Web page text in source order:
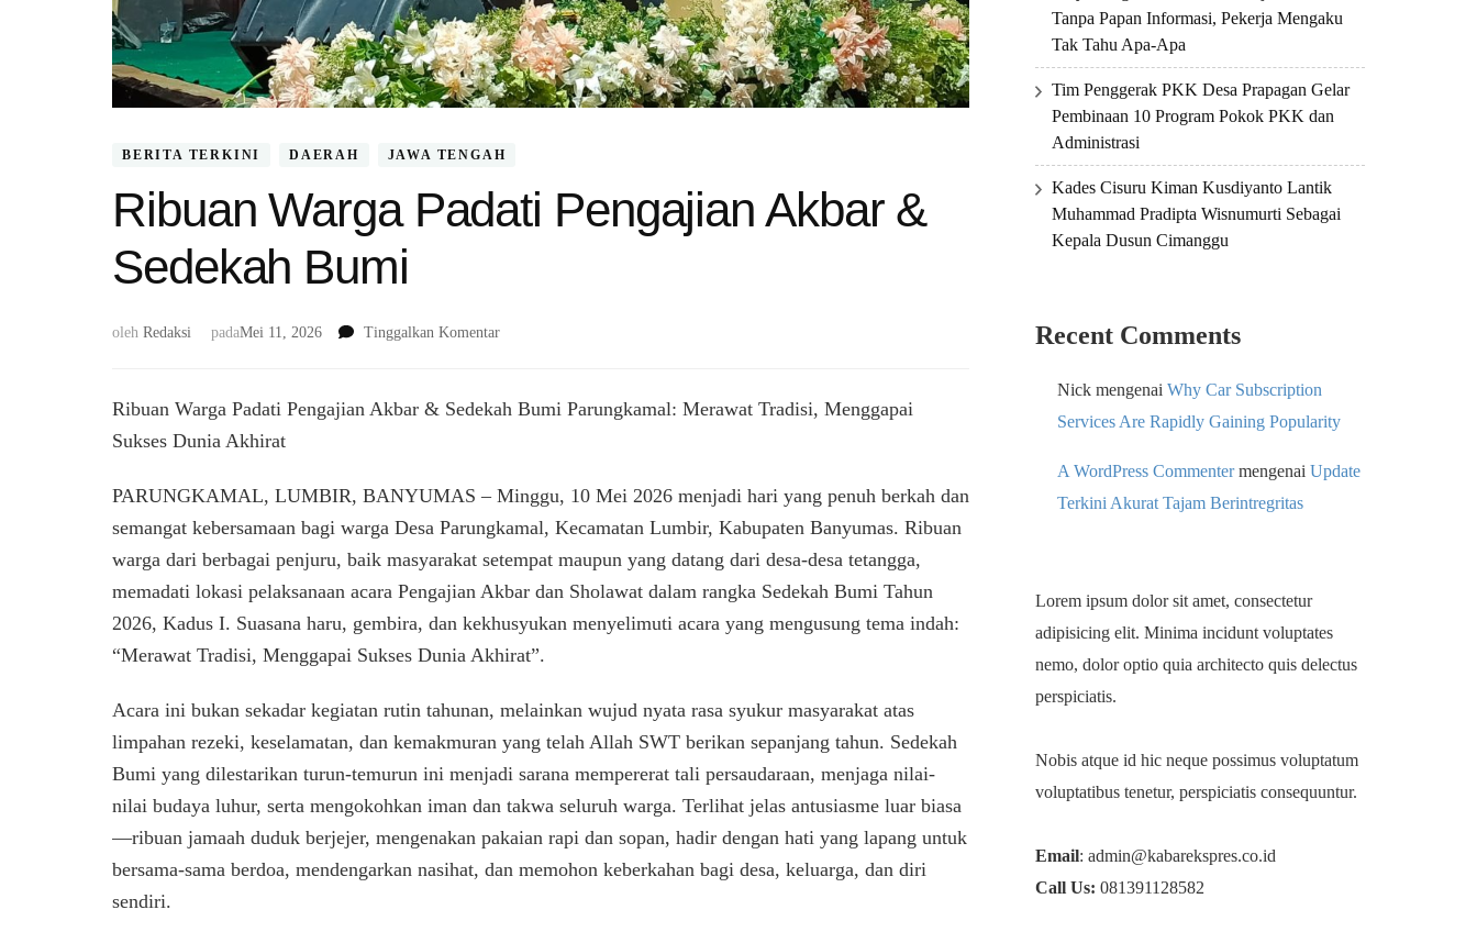
BERITA TERKINI DAERAH JAWA TENGAH
Ribuan Warga Padati Pengajian Akbar &
Sedekah Bumi
oleh Redaksi padaMei 11, 2026 Tinggalkan Komentarpada
Padati
Sedekah
Ribuan Warga Padati Pengajian Akbar & Sedekah Bumi Parungkamal: Merawat Tradisi, Menggapai
Sukses Dunia Akhirat
PARUNGKAMAL, LUMBIR, BANYUMAS – Minggu, 10 Mei 2026 menjadi hari yang penuh berkah dan
semangat kebersamaan bagi warga Desa Parungkamal, Kecamatan Lumbir, Kabupaten Banyumas. Ribuan
warga dari berbagai penjuru, baik masyarakat setempat maupun yang datang dari desa-desa tetangga,
memadati lokasi pelaksanaan acara Pengajian Akbar dan Sholawat dalam rangka Sedekah Bumi Tahun
2026, Kadus I. Suasana haru, gembira, dan kekhusyukan menyelimuti acara yang mengusung tema indah:
“Merawat Tradisi, Menggapai Sukses Dunia Akhirat”.
Acara ini bukan sekadar kegiatan rutin tahunan, melainkan wujud nyata rasa syukur masyarakat atas
limpahan rezeki, keselamatan, dan kemakmuran yang telah Allah SWT berikan sepanjang tahun. Sedekah
Bumi yang dilestarikan turun-temurun ini menjadi sarana mempererat tali persaudaraan, menjaga nilai-
nilai budaya luhur, serta mengokohkan iman dan takwa seluruh warga. Terlihat jelas antusiasme luar biasa
—ribuan jamaah duduk berjejer, mengenakan pakaian rapi dan sopan, hadir dengan hati yang lapang untuk
bersama-sama berdoa, mendengarkan nasihat, dan memohon keberkahan bagi desa, keluarga, dan diri
sendiri.
Tanpa Papan Informasi, Pekerja Mengaku
Tak Tahu Apa-Apa
Tim Penggerak PKK Desa Prapagan Gelar
Pembinaan 10 Program Pokok PKK dan
Administrasi
Kades Cisuru Kiman Kusdiyanto Lantik
Muhammad Pradipta Wisnumurti Sebagai
Kepala Dusun Cimanggu
Recent Comments
Nick mengenai Why Car Subscription
Services Are Rapidly Gaining Popularity
A WordPress Commentermengenai Update
Terkini Akurat Tajam Berintregritas
Lorem ipsum dolor sit amet, consectetur
adipisicing elit. Minima incidunt voluptates
nemo, dolor optio quia architecto quis delectus
perspiciatis.
Nobis atque id hic neque possimus voluptatum
voluptatibus tenetur, perspiciatis consequuntur.
Email: admin@kabarekspres.co.id
Call Us: 081391128582